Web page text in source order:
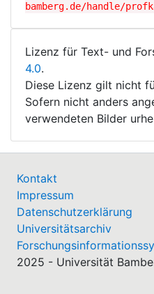
bamberg.de/handle/
Lizenz für Text- und
4.0.
Diese Lizenz gilt nicht
Sofern nicht anders
verwendeten Bilder
Kontakt
Impressum
Datenschutzerklärung
Universitätsarchiv
2025 - Universität